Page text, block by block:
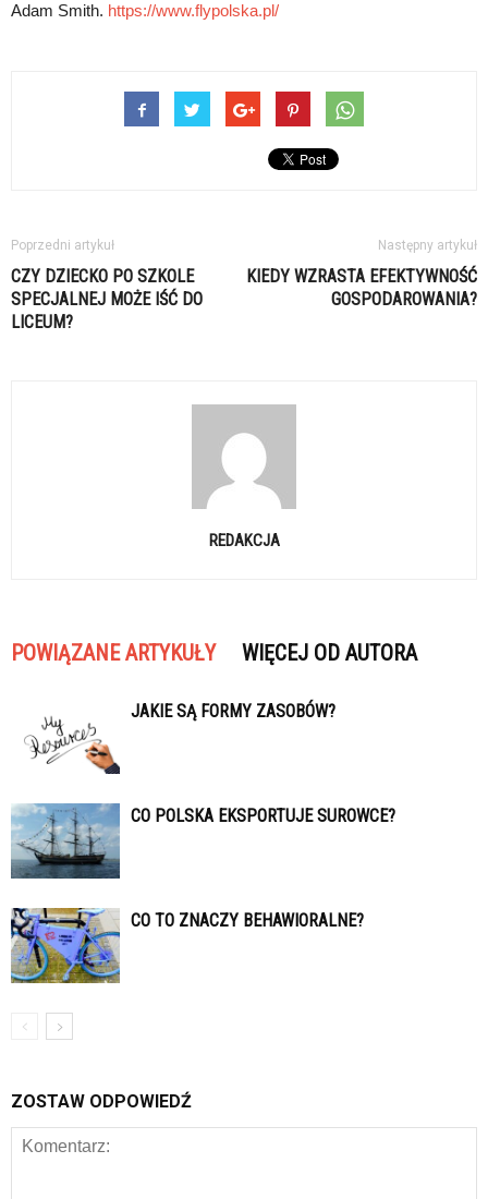
Adam Smith. https://www.flypolska.pl/
Poprzedni artykuł
CZY DZIECKO PO SZKOLE
SPECJALNEJ MOŻE IŚĆ DO
LICEUM?
Następny artykuł
KIEDY WZRASTA EFEKTYWNOŚĆ
GOSPODAROWANIA?
REDAKCJA
POWIĄZANE ARTYKUŁY WIĘCEJ OD AUTORA
JAKIE SĄ FORMY ZASOBÓW?
CO POLSKA EKSPORTUJE SUROWCE?
CO TO ZNACZY BEHAWIORALNE?
ZOSTAW ODPOWIEDŹ